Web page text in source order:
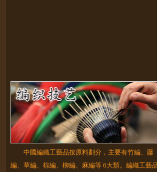
中國編織工藝品按原料劃分，主要有竹編、藤
編、草編、棕編、柳編、麻編等 6大類。編織工藝